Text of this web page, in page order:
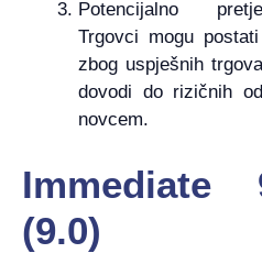
Potencijalno
Trgovci mogu
zbog uspješnih
dovodi do rizičnih
novcem.
Immediate
(9.0)